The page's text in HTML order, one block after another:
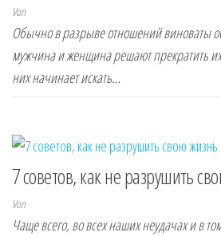
Von
Обычно в разрыве отношений виноваты
мужчина и женщина решают прекратить
них начинает искать…
7 советов, как не разрушить
Von
Чаще всего, во всех наших неудачах и в